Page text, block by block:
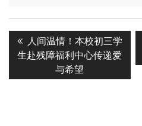
navigation
Previous
post:
人间温情！本校初三学
生赴残障福利中心传递爱
与希望